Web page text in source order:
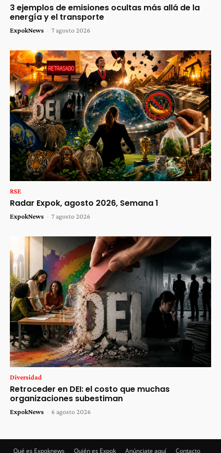
3 ejemplos de emisiones ocultas más allá de la
energía y el transporte
ExpokNews - 7 agosto 2026
RSE
Radar Expok, agosto 2026, Semana 1
ExpokNews - 7 agosto 2026
Diversidad
Retroceder en DEI: el costo que muchas
organizaciones subestiman
ExpokNews - 6 agosto 2026
Qué es Expoknews Quién es Expok Anúnciate aquí Contacto